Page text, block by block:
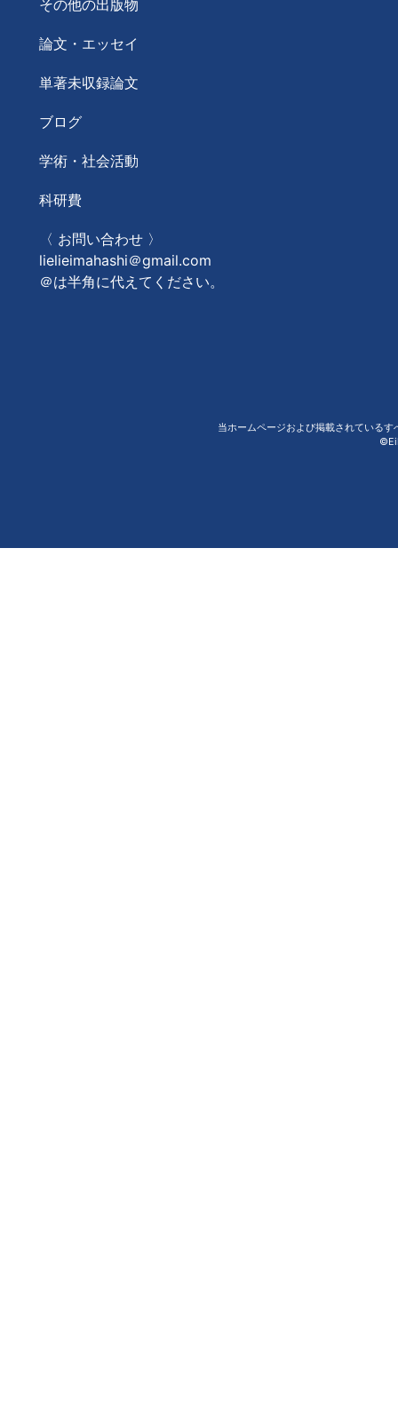
その他の出版物
論文・エッセイ
単著未収録論文
ブログ
学術・社会活動
科研費
〈 お問い合わせ 〉
lielieimahashi＠gmail.com
＠は半角に代えてください。
当ホームページおよび掲載されている